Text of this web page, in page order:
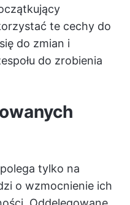
te cechy do
do zmian i
do zrobienia
tylko na
o wzmocnienie ich